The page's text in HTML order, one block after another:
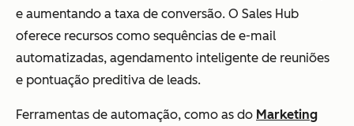
e aumentando a taxa de conversão. O Sales Hub
oferece recursos como sequências de e-mail
automatizadas, agendamento inteligente de reuniões
e pontuação preditiva de leads.
Ferramentas de automação, como as do Marketing